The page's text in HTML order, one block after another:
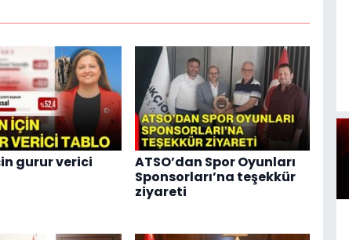
gurur verici
ATSO’dan Spor Oyunları
Sponsorları’na teşekkür
ziyareti